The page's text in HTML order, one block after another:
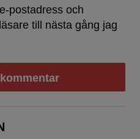
postadress och
till nästa gång jag